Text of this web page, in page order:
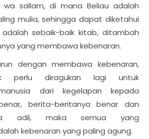
wa sallam, di mana Beliau adalah
mulia, sehingga dapat diketahui
sebaik-baik kitab, ditambah
yang membawa kebenaran.
dengan membawa kebenaran,
perlu diragukan lagi untuk
dari kegelapan kepada
berita-beritanya benar dan
adil, maka semua yang
kebenaran yang paling agung.